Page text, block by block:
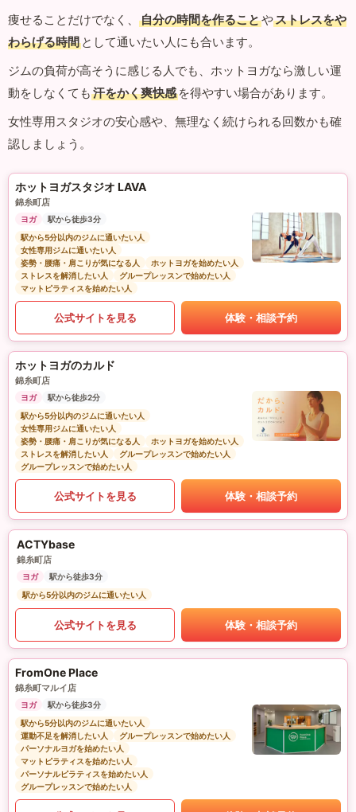
痩せることだけでなく、
自分の時間を作ることやストレスをや
わらげる時間 として通いたい人にも合います。
ジムの負荷が高そうに感じる人でも、ホットヨガなら激しい運
動をしなくても 汗をかく爽快感 を得やすい場合があります。
女性専用スタジオの安心感や、無理なく続けられる回数かも確
認しましょう。
ホットヨガスタジオ LAVA
錦糸町店
ヨガ
駅から徒歩3分
駅から5分以内のジムに通いたい人
女性専用ジムに通いたい人
姿勢・腰痛・肩こりが気になる人
ホットヨガを始めたい人
ストレスを解消したい人
グループレッスンで始めたい人
マットピラティスを始めたい人
公式サイトを見る 体験・相談予約
ホットヨガのカルド
錦糸町店
ヨガ
駅から徒歩2分
駅から5分以内のジムに通いたい人
女性専用ジムに通いたい人
姿勢・腰痛・肩こりが気になる人
ホットヨガを始めたい人
ストレスを解消したい人
グループレッスンで始めたい人
グループレッスンで始めたい人
公式サイトを見る 体験・相談予約
ACTYbase
錦糸町店
ヨガ
駅から徒歩3分
駅から5分以内のジムに通いたい人
公式サイトを見る 体験・相談予約
FromOne Place
錦糸町マルイ店
ヨガ
駅から徒歩3分
駅から5分以内のジムに通いたい人
運動不足を解消したい人
グループレッスンで始めたい人
パーソナルヨガを始めたい人
マットピラティスを始めたい人
パーソナルピラティスを始めたい人
グループレッスンで始めたい人